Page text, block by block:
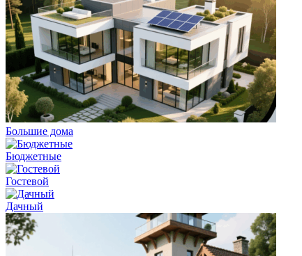
Большие дома
Бюджетные
Гостевой
Дачный